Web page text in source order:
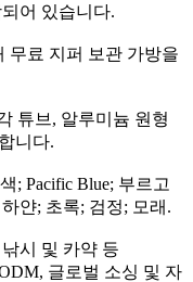
어 있습니다.
무료 지퍼 보관 가방을
튜브, 알루미늄 원형
니다.
; Pacific Blue; 부르고
얀; 초록; 검정; 모래.
시 및 카약 등
글로벌 소싱 및 자